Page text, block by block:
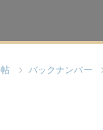
バックナンバー